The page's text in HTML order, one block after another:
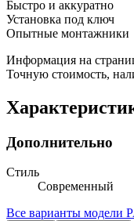
Быстро и аккуратно
Установка под ключ
Опытные монтажники
Информация на
Точную стоимость,
Дополнительно
Стиль
Современный
Все варианты модели